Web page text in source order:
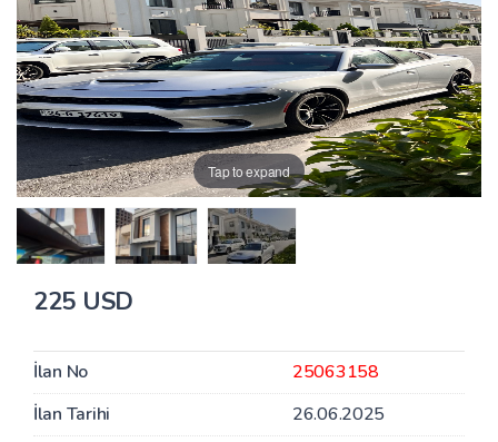
Tap to expand
225 USD
İlan No
25063158
İlan Tarihi
26.06.2025